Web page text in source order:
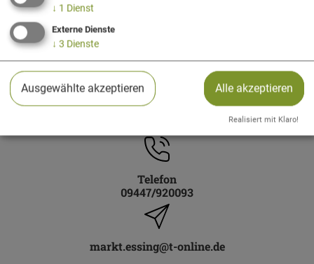
Montag bis Freitag: 10:00 bis 12:00 Uhr
Telefon
09447/920093
markt.essing@t-online.de
↓ 1 Dienst
Externe Dienste
↓ 3 Dienste
Ausgewählte akzeptieren Alle akzeptieren
Realisiert mit Klaro!